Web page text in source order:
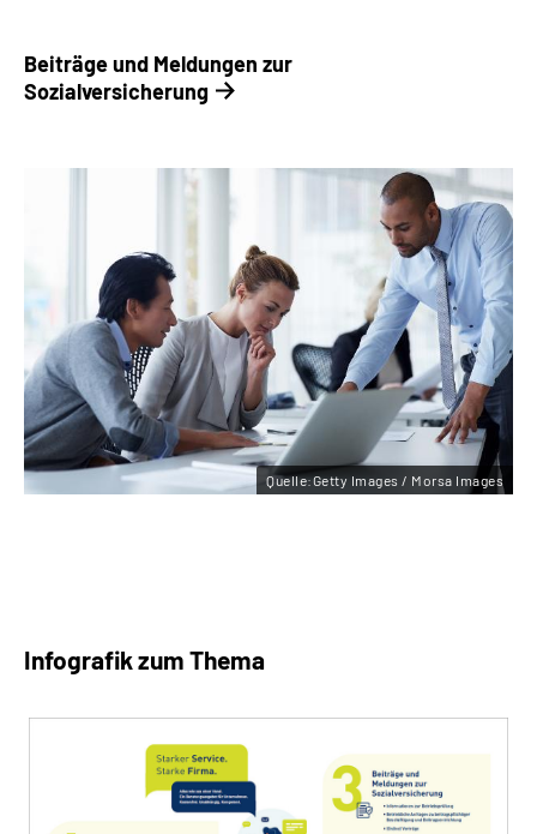
Beiträge und Meldungen ­zur
Sozialversicherung
Quelle:Getty Images / Morsa Images
Infografik zum Thema